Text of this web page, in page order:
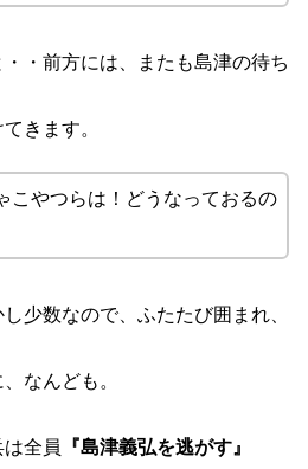
・前方には、またも島津の待ち
きます。
こやつらは！どうなっておるの
少数なので、ふたたび囲まれ、
なんども。
全員
『島津義弘を逃がす』